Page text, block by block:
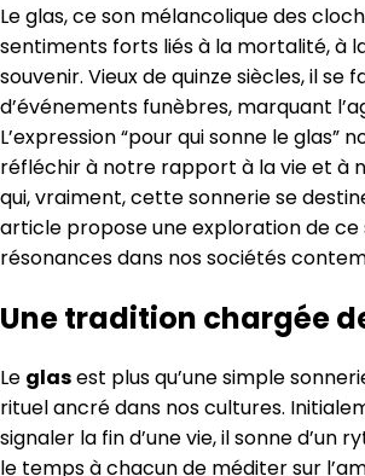
Le glas, ce son mélancolique des
sentiments forts liés à la mortalité, à
souvenir. Vieux de quinze siècles, il se
d’événements funèbres, marquant
L’expression “pour qui sonne le glas”
réfléchir à notre rapport à la vie et à
qui, vraiment, cette sonnerie se
article propose une exploration de ce
résonances dans nos sociétés
Une tradition chargée
Le glasest plus qu’une simple
rituel ancré dans nos cultures.
signaler la fin d’une vie, il sonne d’un
le temps à chacun de méditer sur